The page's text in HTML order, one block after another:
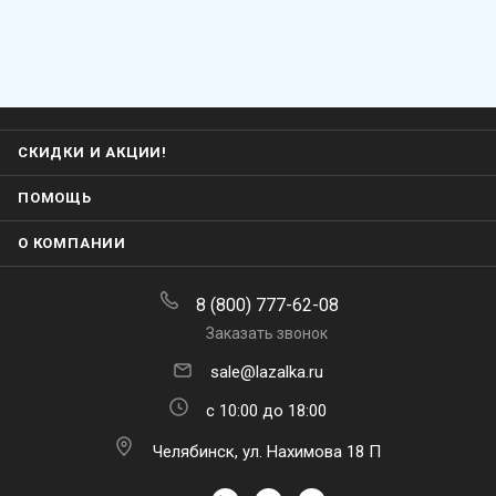
СКИДКИ И АКЦИИ!
ПОМОЩЬ
О КОМПАНИИ
8 (800) 777-62-08
Заказать звонок
sale@lazalka.ru
с 10:00 до 18:00
Челябинск, ул. Нахимова 18 П